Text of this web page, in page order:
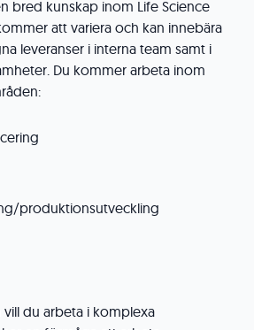
bred kunskap inom Life Science
att variera och kan innebära
leveranser i interna team samt i
Du kommer arbeta inom
produktionsutveckling
vill du arbeta i komplexa